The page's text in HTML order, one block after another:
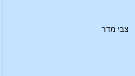
צבי מדר